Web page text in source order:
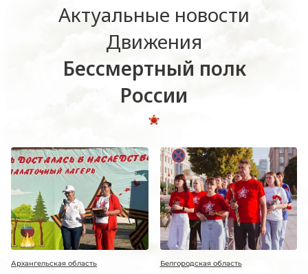
Актуальные новости
Движения
Бессмертный полк
России
Архангельская область Белгородская область